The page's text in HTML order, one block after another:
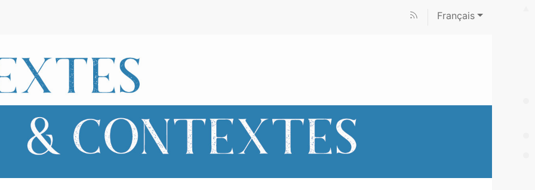
Français